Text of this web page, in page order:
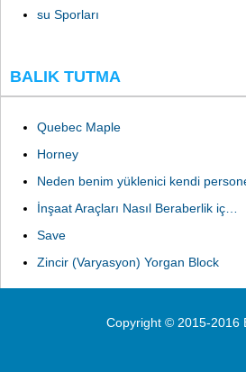
su Sporları
BALIK TUTMA
Quebec Maple
Horney
Neden benim yüklenici kendi
İnşaat Araçları Nasıl Beraberlik iç…
Save
Zincir (Varyasyon) Yorgan Block
Copyright © 2015-2016